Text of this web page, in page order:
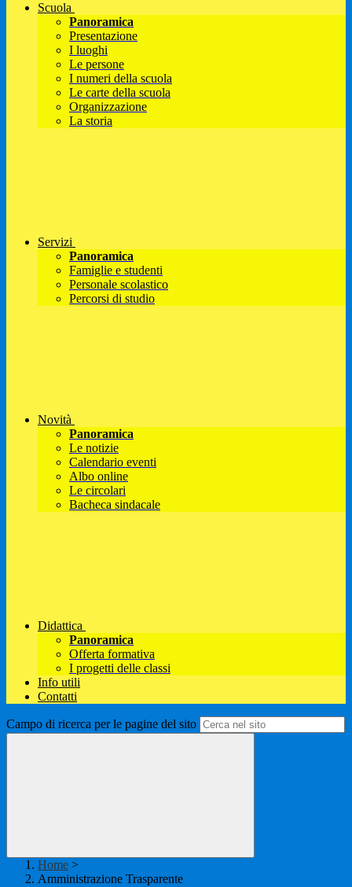
Scuola
Panoramica
Presentazione
I luoghi
Le persone
I numeri della scuola
Le carte della scuola
Organizzazione
La storia
Servizi
Panoramica
Famiglie e studenti
Personale scolastico
Percorsi di studio
Novità
Panoramica
Le notizie
Calendario eventi
Albo online
Le circolari
Bacheca sindacale
Didattica
Panoramica
Offerta formativa
I progetti delle classi
Info utili
Contatti
Campo di ricerca per le pagine del sito
Home >
Amministrazione Trasparente